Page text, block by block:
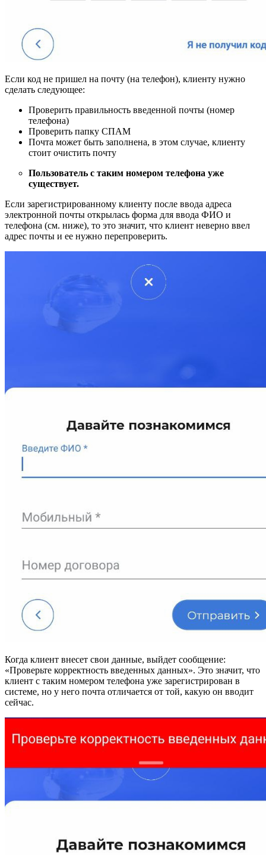
Если код не пришел на почту (на телефон), клиенту нужно
сделать следующее:
Проверить правильность введенной почты (номер
телефона)
Проверить папку СПАМ
Почта может быть заполнена, в этом случае, клиенту
стоит очистить почту
Пользователь с таким номером телефона уже
существует.
Если зарегистрированному клиенту после ввода адреса
электронной почты открылась форма для ввода ФИО и
телефона (см. ниже), то это значит, что клиент неверно ввел
адрес почты и ее нужно перепроверить.
Когда клиент внесет свои данные, выйдет сообщение:
«Проверьте корректность введенных данных». Это значит, что
клиент с таким номером телефона уже зарегистрирован в
системе, но у него почта отличается от той, какую он вводит
сейчас.